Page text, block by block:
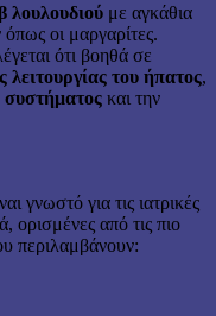
λουλουδιού με αγκάθια
οι μαργαρίτες.
ότι βοηθά σε
λειτουργίας του ήπατος,
συστήματος και την
γνωστό για τις ιατρικές
ορισμένες από τις πιο
περιλαμβάνουν: